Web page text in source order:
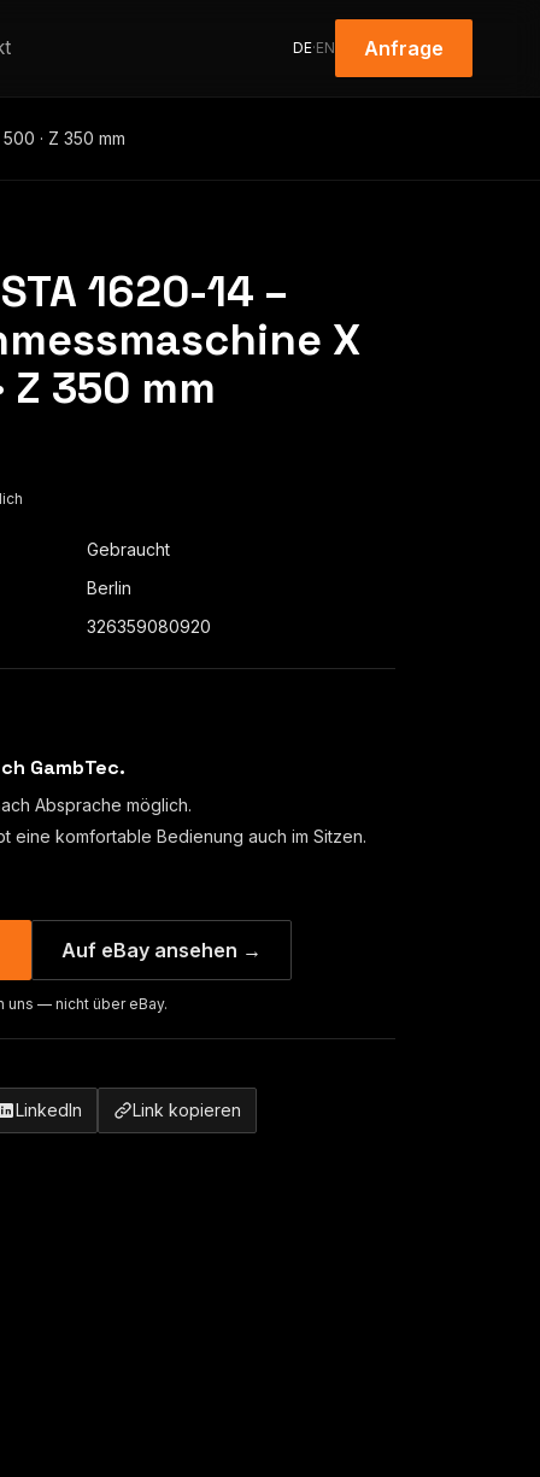
DE·EN Anfrage
· Z 350 mm
1620-14 –
X
Z 350 mm
Gebraucht
Berlin
326359080920
GambTec.
Absprache möglich.
eine komfortable Bedienung auch im Sitzen.
Auf eBay ansehen →
uns — nicht über eBay.
LinkedIn Link kopieren